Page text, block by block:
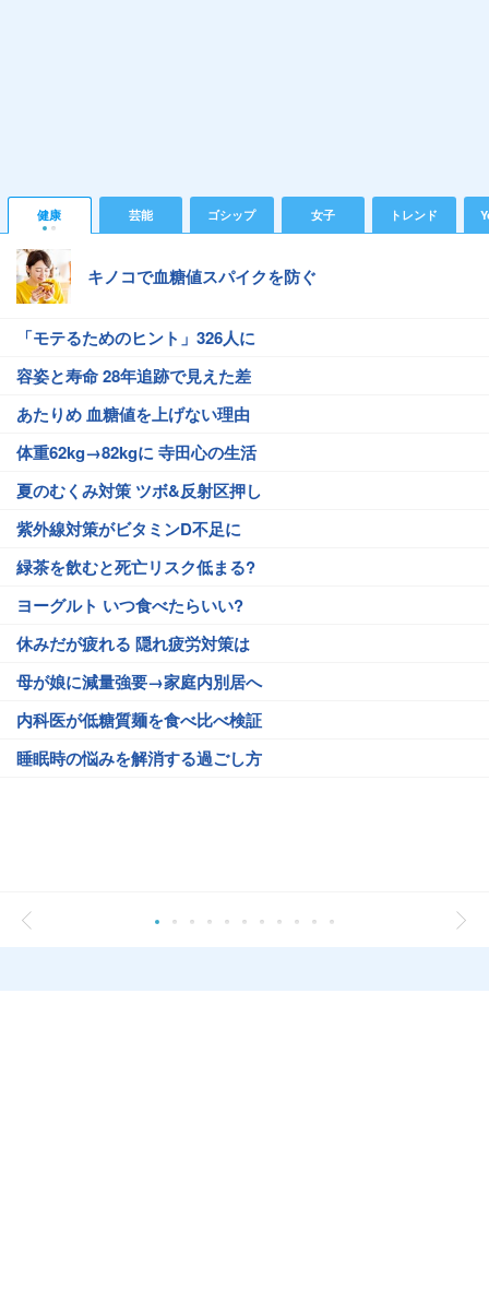
健康 芸能 ゴシップ 女子 トレンド
キノコで血糖値スパイクを防ぐ
「モテるためのヒント」326人に
容姿と寿命 28年追跡で見えた差
あたりめ 血糖値を上げない理由
体重62kg→82kgに 寺田心の生活
夏のむくみ対策 ツボ&反射区押し
紫外線対策がビタミンD不足に
緑茶を飲むと死亡リスク低まる?
ヨーグルト いつ食べたらいい?
休みだが疲れる 隠れ疲労対策は
母が娘に減量強要→家庭内別居へ
内科医が低糖質麺を食べ比べ検証
睡眠時の悩みを解消する過ごし方